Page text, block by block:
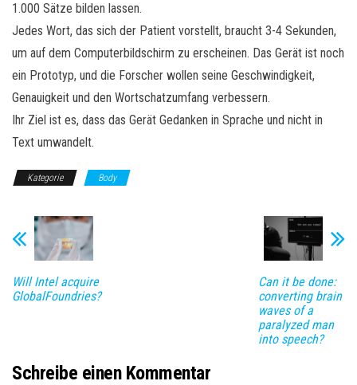
1.000 Sätze bilden lassen.
Jedes Wort, das sich der Patient vorstellt, braucht 3-4 Sekunden,
um auf dem Computerbildschirm zu erscheinen. Das Gerät ist noch
ein Prototyp, und die Forscher wollen seine Geschwindigkeit,
Genauigkeit und den Wortschatzumfang verbessern.
Ihr Ziel ist es, dass das Gerät Gedanken in Sprache und nicht in
Text umwandelt.
Kategorie Body
Will Intel acquire
GlobalFoundries?
Can it be done:
converting brain
waves of a
paralyzed man
into speech?
Schreibe einen Kommentar